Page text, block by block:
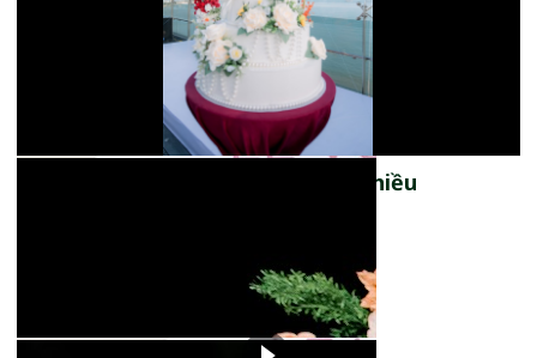
Xem thêm: Nhà Trai - Chiều